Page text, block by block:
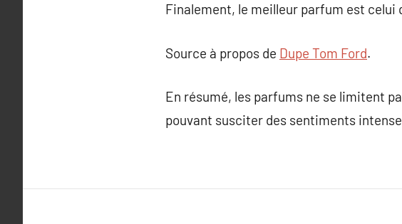
Finalement, le meilleur parfum est celui
Source à propos de Dupe Tom Ford.
En résumé, les parfums ne se limitent
pouvant susciter des sentiments